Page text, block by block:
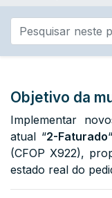
Objetivo da
Implementar
atual “2-Faturado“
(CFOP X922),
estado real do